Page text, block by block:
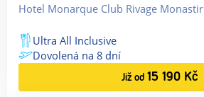
Hotel Monarque Club Rivage Monastir
Ultra All Inclusive
Dovolená na 8 dní
Již od 15 190 Kč